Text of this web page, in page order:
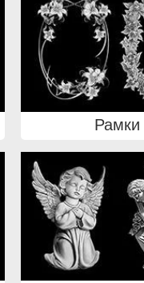
Рамки